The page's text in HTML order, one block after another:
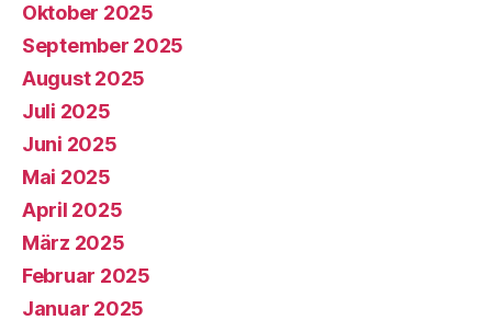
Oktober 2025
September 2025
August 2025
Juli 2025
Juni 2025
Mai 2025
April 2025
März 2025
Februar 2025
Januar 2025